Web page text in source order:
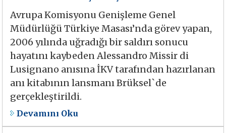
Avrupa Komisyonu Genişleme Genel
Müdürlüğü Türkiye Masası’nda görev yapan,
2006 yılında uğradığı bir saldırı sonucu
hayatını kaybeden Alessandro Missir di
Lusignano anısına İKV tarafından hazırlanan
anı kitabının lansmanı Brüksel`de
gerçekleştirildi.
Devamını Oku